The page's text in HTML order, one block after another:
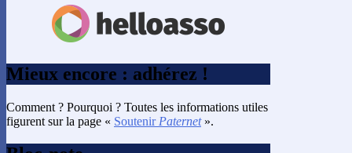
Mieux encore : adhérez !
Comment ? Pourquoi ? Toutes les informations utiles
figurent sur la page « Soutenir Paternet».